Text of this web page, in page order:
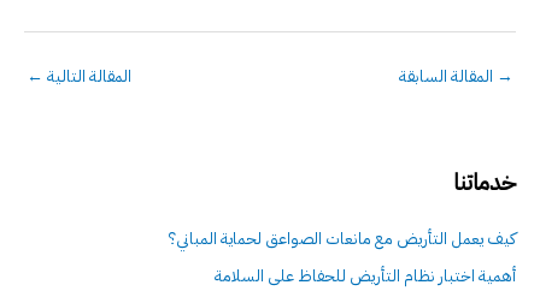
→ المقالة السابقة المقالة التالية ←
خدماتنا
كيف يعمل التأريض مع مانعات الصواعق لحماية المباني؟
أهمية اختبار نظام التأريض للحفاظ على السلامة